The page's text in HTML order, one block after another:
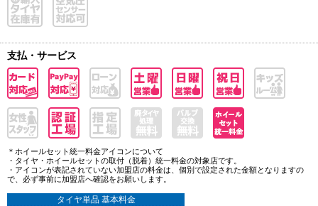
支払・サービス
＊ホイールセット統一料金アイコンについて
・タイヤ・ホイールセットの取付（脱着）統一料金の対象店です。
・アイコンが表記されていない加盟店の料金は、個別で設定された金額となりますの
で、必ず事前に加盟店へ確認をお願いします。
タイヤ単品 基本料金